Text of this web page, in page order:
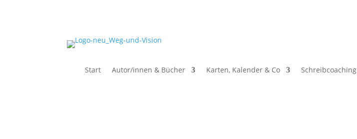
Start Autor/innen & Bücher Karten, Kalender & Co Schreibcoaching